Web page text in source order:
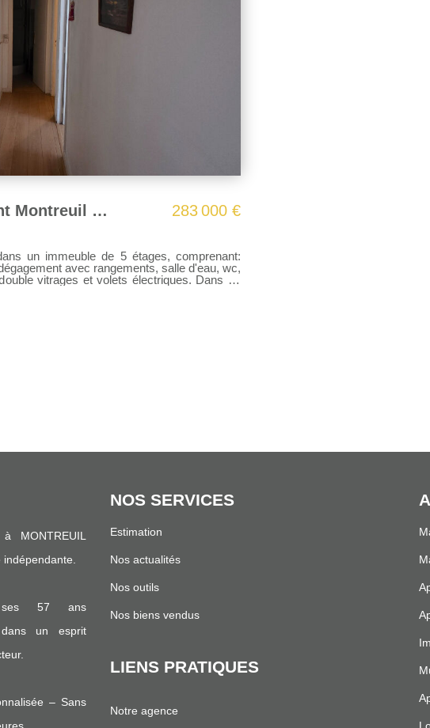
EXCLUSIVITE- Appartement Montreuil 4 pièce(s) 63 m2 283 000 €
un immeuble de 5 étages, comprenant:
avec rangements, salle d'eau, wc,
vitrages et volets électriques. Dans un
à MONTREUIL
indépendante.
ses 57 ans
dans un esprit
– Sans
NOS SERVICES
Estimation
Nos actualités
Nos outils
Nos biens vendus
LIENS PRATIQUES
Notre agence